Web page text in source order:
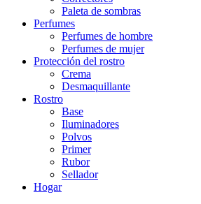
Paleta de sombras
Perfumes
Perfumes de hombre
Perfumes de mujer
Protección del rostro
Crema
Desmaquillante
Rostro
Base
Iluminadores
Polvos
Primer
Rubor
Sellador
Hogar